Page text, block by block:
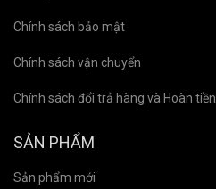
Chính sách bảo mật
Chính sách vận chuyển
Chính sách đổi trả hàng và Hoàn tiền
SẢN PHẨM
Sản phẩm mới